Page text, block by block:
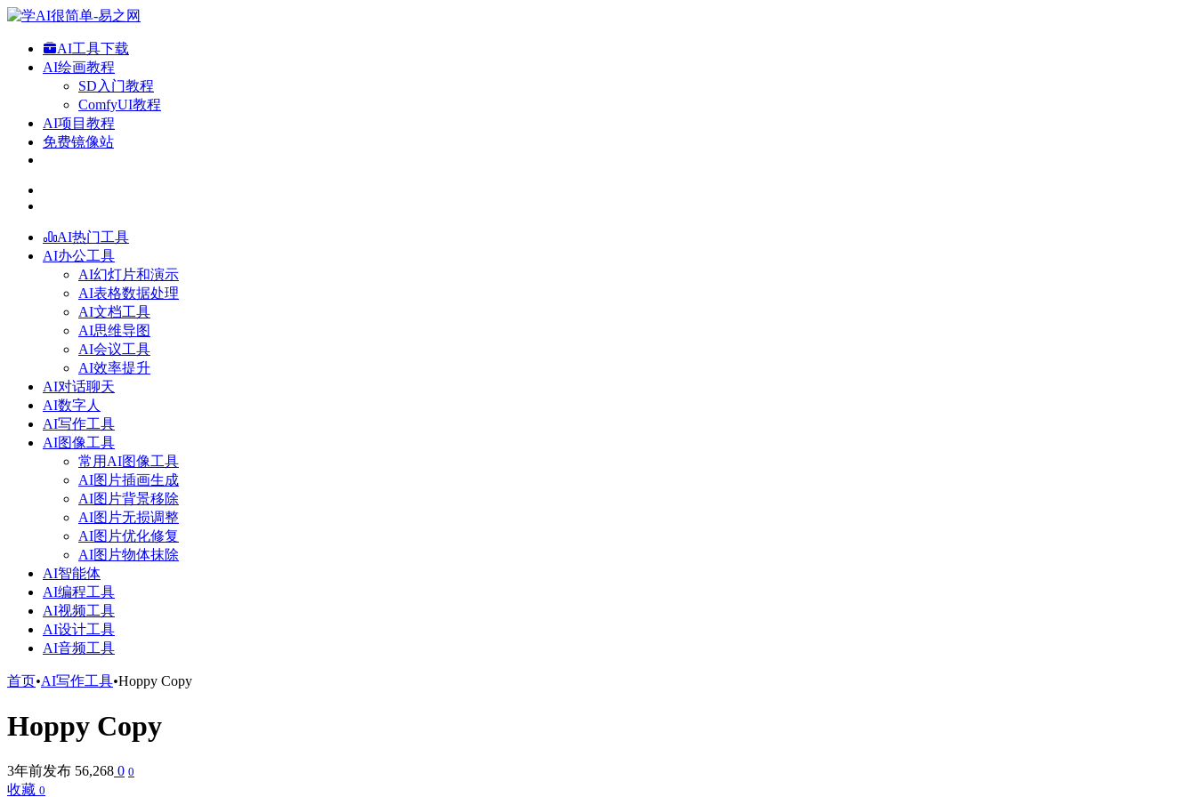
AI工具下载
AI绘画教程
SD入门教程
ComfyUI教程
AI项目教程
免费镜像站
AI热门工具
AI办公工具
AI幻灯片和演示
AI表格数据处理
AI文档工具
AI思维导图
AI会议工具
AI效率提升
AI对话聊天
AI数字人
AI写作工具
AI图像工具
常用AI图像工具
AI图片插画生成
AI图片背景移除
AI图片无损调整
AI图片优化修复
AI图片物体抹除
AI智能体
AI编程工具
AI视频工具
AI设计工具
AI音频工具
首页•AI写作工具•Hoppy Copy
Hoppy Copy
3年前发布 56,268 0 0
收藏 0